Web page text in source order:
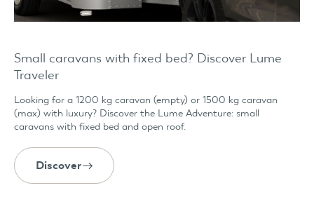
Small caravans with fixed bed? Discover Lume
Traveler
Looking for a 1200 kg caravan (empty) or 1500 kg caravan
(max) with luxury? Discover the Lume Adventure: small
caravans with fixed bed and open roof.
Discover